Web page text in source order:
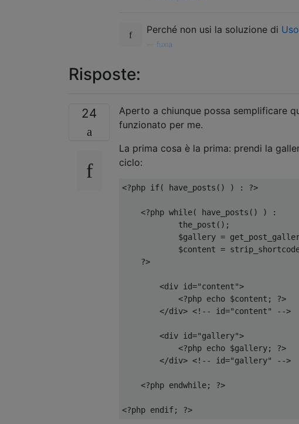
Perché non usi la soluzione di
fuxia
Risposte:
24
Aperto a chiunque possa semplificare
funzionato per me.
La prima cosa è la prima: prendi la
ciclo:
<?php if( have_posts () ) : ?>
<?php while( have_posts () )
:
            the_post
();
            $gallery
=
            $content
=
?>
<div id="content">
<?php echo $content ;
?>
</div> <!-- id="content" -->
<div id="gallery">
<?php echo $gallery;
?>
</div> <!-- id="gallery" -->
<?php endwhile; ?>
<?php endif; ?>